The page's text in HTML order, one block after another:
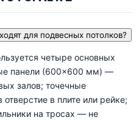
для подвесных потолков?
четыре основных
панели (600×600 мм) —
залов; точечные
в плите или рейке;
на тросах — не